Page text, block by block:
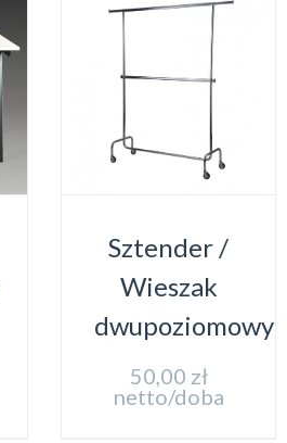
Sztender /
Wieszak
dwupoziomowy
50,00 zł
netto/doba